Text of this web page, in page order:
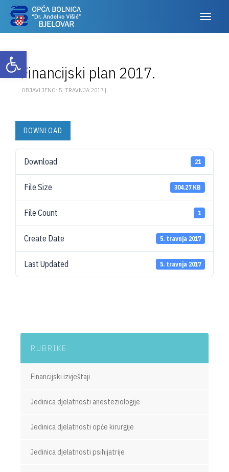
Otvori alatnu traku
Financijski plan 2017.
OBJAVLJENO: 5. TRAVNJA 2017 |
DOWNLOAD
Download 21
File Size 304.27 KB
File Count 1
Create Date 5. travnja 2017
Last Updated 5. travnja 2017
RUBRIKE
Financijski izvještaji
Jedinica djelatnosti anesteziologije
Jedinica djelatnosti opće kirurgije
Jedinica djelatnosti psihijatrije